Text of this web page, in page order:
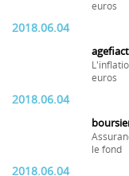
euros
2018.06.04
euros
2018.06.04
le fond
2018.06.04